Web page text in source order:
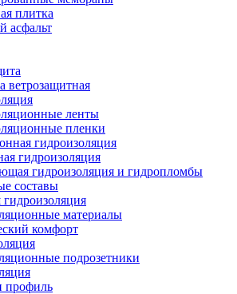
плитка
асфальт
ветрозащитная
ленты
пленки
гидроизоляция
гидроизоляция
гидроизоляция и гидропломбы
составы
гидроизоляция
материалы
комфорт
подрозетники
профиль